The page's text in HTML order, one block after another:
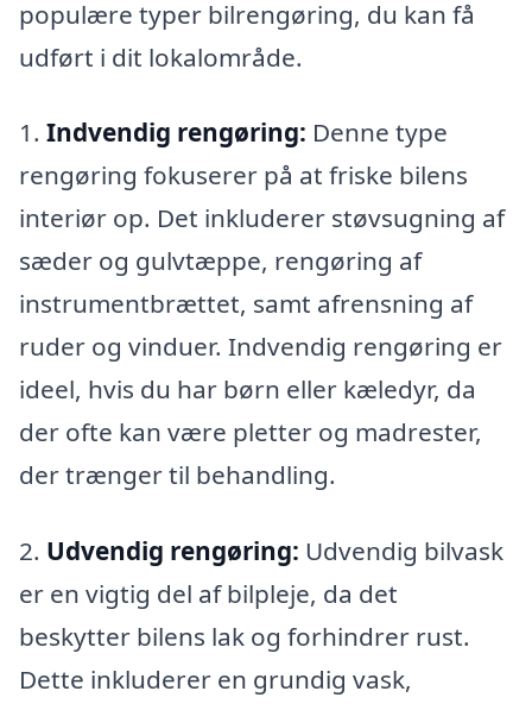
populære typer bilrengøring, du kan få
udført i dit lokalområde.
1. Indvendig rengøring: Denne type
rengøring fokuserer på at friske bilens
interiør op. Det inkluderer støvsugning af
sæder og gulvtæppe, rengøring af
instrumentbrættet, samt afrensning af
ruder og vinduer. Indvendig rengøring er
ideel, hvis du har børn eller kæledyr, da
der ofte kan være pletter og madrester,
der trænger til behandling.
2. Udvendig rengøring: Udvendig bilvask
er en vigtig del af bilpleje, da det
beskytter bilens lak og forhindrer rust.
Dette inkluderer en grundig vask,